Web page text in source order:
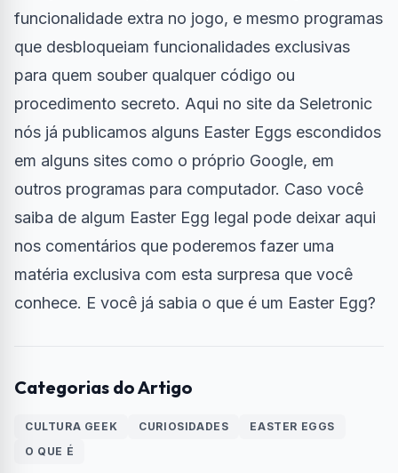
funcionalidade extra no jogo, e mesmo programas
que desbloqueiam funcionalidades exclusivas
para quem souber qualquer código ou
procedimento secreto. Aqui no site da Seletronic
nós já publicamos alguns Easter Eggs escondidos
em alguns sites como o próprio Google, em
outros programas para computador. Caso você
saiba de algum Easter Egg legal pode deixar aqui
nos comentários que poderemos fazer uma
matéria exclusiva com esta surpresa que você
conhece. E você já sabia o que é um Easter Egg?
Categorias do Artigo
CULTURA GEEK CURIOSIDADES
EASTER EGGS
O QUE É